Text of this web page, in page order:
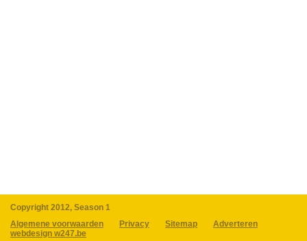
Copyright 2012, Season 1
Algemene voorwaarden
Privacy Sitemap
Adverteren
webdesign w247.be